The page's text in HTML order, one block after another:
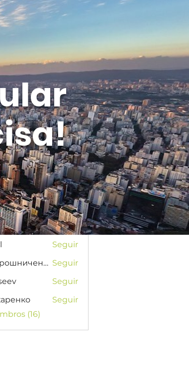
Entrar
Seguir
Seguir
Елисей Мирошниченко Seguir
Seguir
Seguir
(16)